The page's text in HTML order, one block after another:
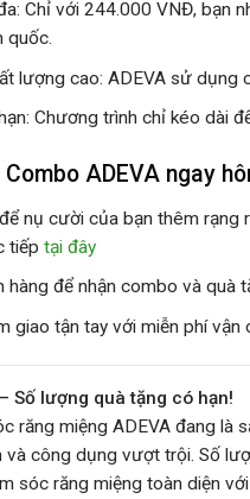
: Chỉ với 244.000 VNĐ, bạn
quốc.
lượng cao: ADEVA sử dụng
: Chương trình chỉ kéo dài
ADEVA ngay
nụ cười của bạn thêm rạng
tiếptại đây
hàng để nhận combo và quà
giao tận tay vớimiễn phí vận
Số lượng quà tặng có hạn!
răng miệng ADEVA đang là
và công dụng vượt trội. Số
sóc răng miệng toàn diện